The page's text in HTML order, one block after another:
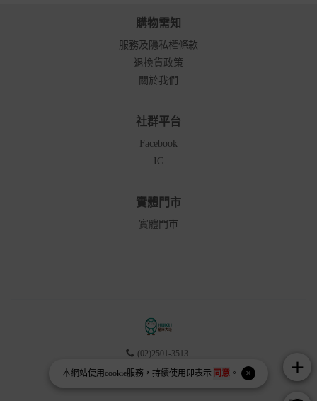
本網站使用cookie服務，持續使用即表示 同意。
購物需知
服務及隱私權條款
退換貨政策
關於我們
社群平台
Facebook
IG
實體門市
實體門市
(02)2501-3513
新北市新店區中正路566號8樓
add